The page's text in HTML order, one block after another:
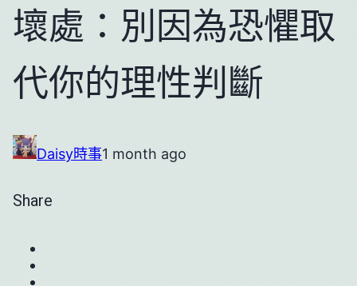
壞處：別因為恐懼取
代你的理性判斷
Daisy時事1 month ago
Share